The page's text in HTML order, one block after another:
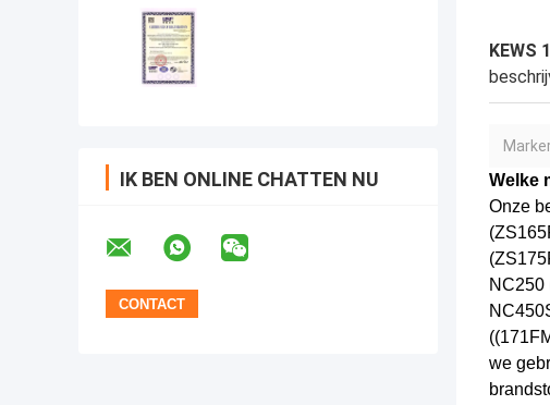
IK BEN ONLINE CHATTEN NU Welke
Onze
NC250
we